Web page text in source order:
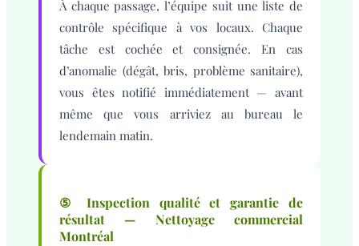
À chaque passage, l’équipe suit une liste de
contrôle spécifique à vos locaux. Chaque
tâche est cochée et consignée. En cas
d’anomalie (dégât, bris, problème sanitaire),
vous êtes notifié immédiatement — avant
même que vous arriviez au bureau le
lendemain matin.
⑤ Inspection qualité et garantie de
résultat — Nettoyage commercial
Montréal